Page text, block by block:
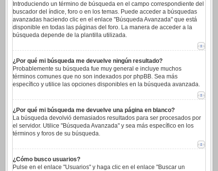
Introduciendo un término de búsqueda en el campo correspondiente del
buscador del índice, foro o en los temas. Puede acceder a búsquedas
avanzadas haciendo clic en el enlace "Búsqueda Avanzada" que está
disponible en todas las páginas del foro. La manera de acceder a la
búsqueda depende de la plantilla utilizada.
¿Por qué mi búsqueda me devuelve ningún resultado?
Probablemente su búsqueda fue muy general e incluye muchos
términos comunes que no son indexados por phpBB. Sea más
específico y utilice las opciones disponibles en la búsqueda avanzada.
¿Por qué mi búsqueda me devuelve una página en blanco?
La búsqueda devolvió demasiados resultados para ser procesados por
el servidor. Utilice "Búsqueda Avanzada" y sea más específico en los
términos y foros de su búsqueda.
¿Cómo busco usuarios?
Pulse en el enlace "Usuarios" y haga clic en el enlace "Buscar un